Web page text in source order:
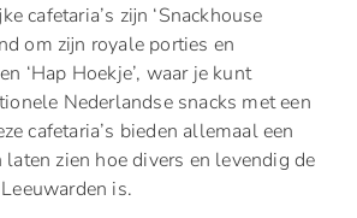
cafetaria’s zijn ‘Snackhouse
om zijn royale porties en
‘Hap Hoekje’, waar je kunt
Nederlandse snacks met een
cafetaria’s bieden allemaal een
laten zien hoe divers en levendig de
is.